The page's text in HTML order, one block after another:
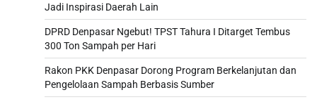
Jadi Inspirasi Daerah Lain
DPRD Denpasar Ngebut! TPST Tahura I Ditarget Tembus
300 Ton Sampah per Hari
Rakon PKK Denpasar Dorong Program Berkelanjutan dan
Pengelolaan Sampah Berbasis Sumber